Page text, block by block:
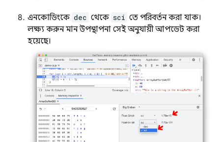
এনকোডিংকে dec থেকে sci তে পরিবর্তন করা যাক।
লক্ষ্য করুন মান উপস্থাপনা সেই অনুযায়ী আপডেট করা
হয়েছে।